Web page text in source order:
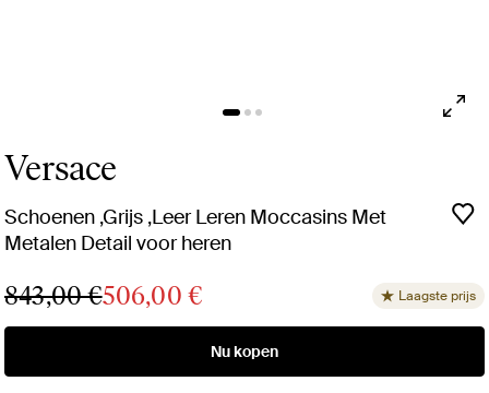
Versace
Schoenen ,Grijs ,Leer Leren Moccasins Met
Metalen Detail voor heren
843,00 €506,00 € Laagste prijs
Nu kopen